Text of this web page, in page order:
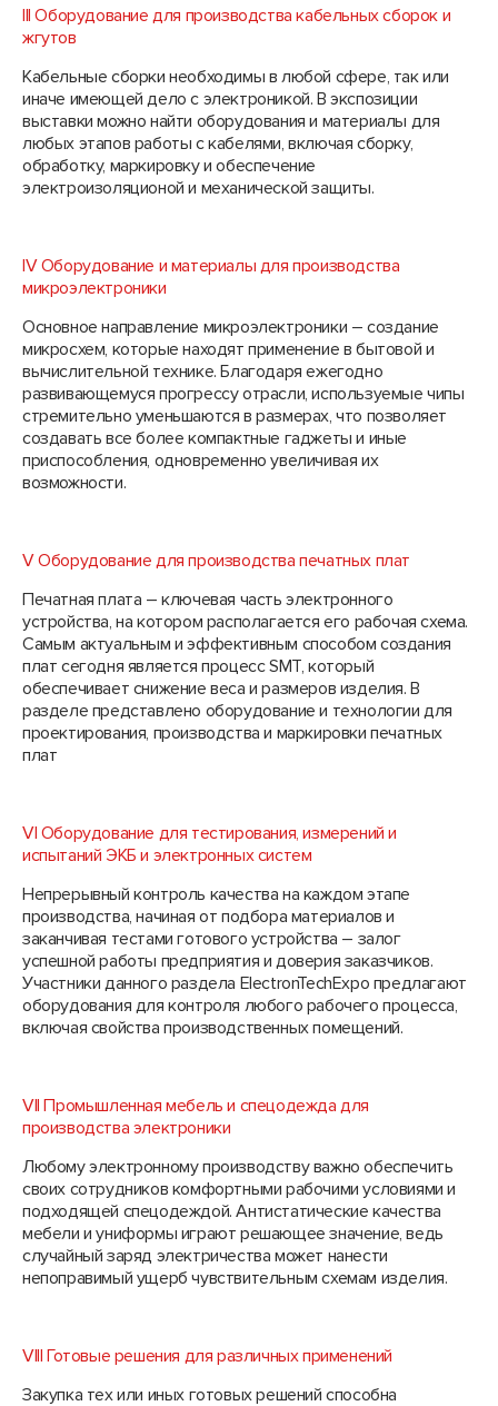
III Оборудование для производства кабельных сборок и
жгутов
Кабельные сборки необходимы в любой сфере, так или
иначе имеющей дело с электроникой. В экспозиции
выставки можно найти оборудования и материалы для
любых этапов работы с кабелями, включая сборку,
обработку, маркировку и обеспечение
электроизоляционой и механической защиты.
IV Оборудование и материалы для производства
микроэлектроники
Основное направление микроэлектроники – создание
микросхем, которые находят применение в бытовой и
вычислительной технике. Благодаря ежегодно
развивающемуся прогрессу отрасли, используемые чипы
стремительно уменьшаются в размерах, что позволяет
создавать все более компактные гаджеты и иные
приспособления, одновременно увеличивая их
возможности.
V Оборудование для производства печатных плат
Печатная плата – ключевая часть электронного
устройства, на котором располагается его рабочая схема.
Самым актуальным и эффективным способом создания
плат сегодня является процесс SMT, который
обеспечивает снижение веса и размеров изделия. В
разделе представлено оборудование и технологии для
проектирования, производства и маркировки печатных
плат
VI Оборудование для тестирования, измерений и
испытаний ЭКБ и электронных систем
Непрерывный контроль качества на каждом этапе
производства, начиная от подбора материалов и
заканчивая тестами готового устройства – залог
успешной работы предприятия и доверия заказчиков.
Участники данного раздела ElectronTechExpo предлагают
оборудования для контроля любого рабочего процесса,
включая свойства производственных помещений.
VII Промышленная мебель и спецодежда для
производства электроники
Любому электронному производству важно обеспечить
своих сотрудников комфортными рабочими условиями и
подходящей спецодеждой. Антистатические качества
мебели и униформы играют решающее значение, ведь
случайный заряд электричества может нанести
непоправимый ущерб чувствительным схемам изделия.
VIII Готовые решения для различных применений
Закупка тех или иных готовых решений способна